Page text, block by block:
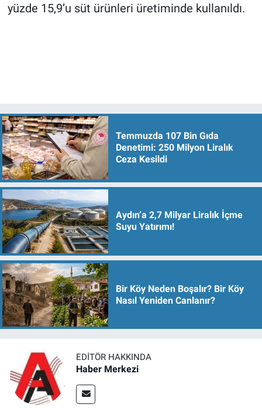
yüzde 15,9’u süt ürünleri üretiminde kullanıldı.
Temmuzda 107 Bin Gıda
Denetimi: 250 Milyon Liralık
Ceza Kesildi
Aydın’a 2,7 Milyar Liralık İçme
Suyu Yatırımı!
Bir Köy Neden Boşalır? Bir Köy
Nasıl Yeniden Canlanır?
EDITÖR HAKKINDA
Haber Merkezi